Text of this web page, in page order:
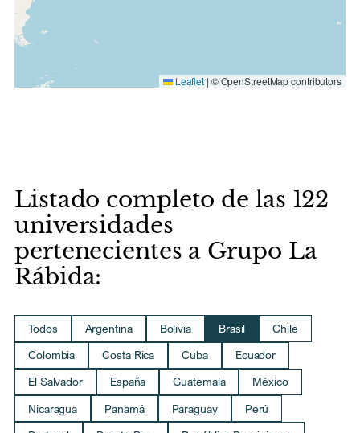
Leaflet | © OpenStreetMap contributors
Listado completo de las 122
universidades
pertenecientes a Grupo La
Rábida:
Todos Argentina Bolivia Brasil
Chile
Colombia
Costa Rica Cuba
Ecuador
El Salvador
España Guatemala
México
Nicaragua
Panamá Paraguay
Perú